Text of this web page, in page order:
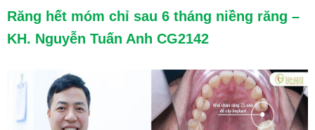
Răng hết móm chỉ sau 6 tháng niềng răng –
KH. Nguyễn Tuấn Anh CG2142